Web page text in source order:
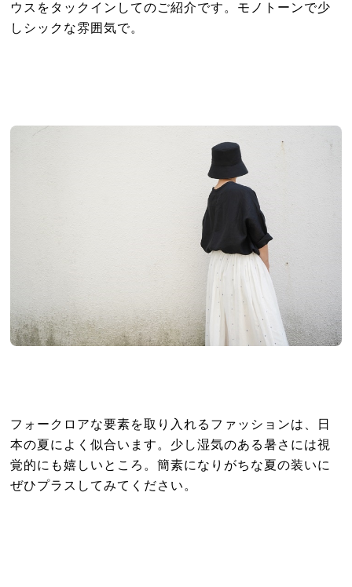
ウスをタックインしてのご紹介です。モノトーンで少
しシックな雰囲気で。
フォークロアな要素を取り入れるファッションは、日
本の夏によく似合います。少し湿気のある暑さには視
覚的にも嬉しいところ。簡素になりがちな夏の装いに
ぜひプラスしてみてください。